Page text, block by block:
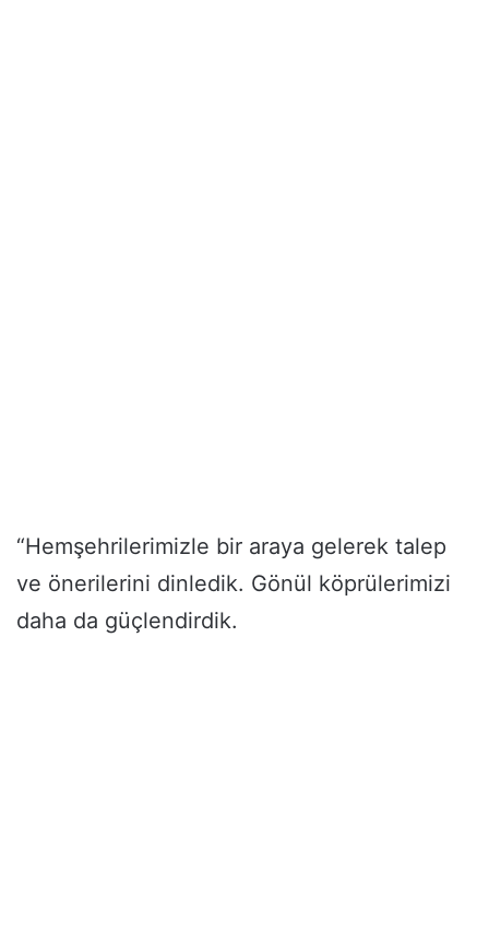
“Hemşehrilerimizle bir araya gelerek talep
ve önerilerini dinledik. Gönül köprülerimizi
daha da güçlendirdik.